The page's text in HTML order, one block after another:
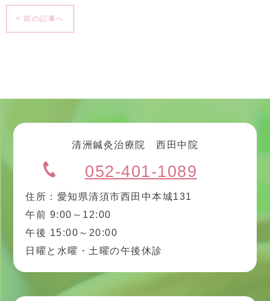
< 前の記事へ
清洲鍼灸治療院 西田中院
052-401-1089
住所：愛知県清須市西田中本城131
午前 9:00～12:00
午後 15:00～20:00
日曜と水曜・土曜の午後休診